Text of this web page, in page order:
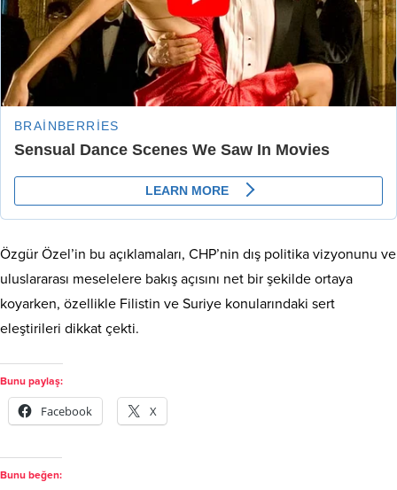
Özgür Özel’in bu açıklamaları, CHP’nin dış politika vizyonunu ve
uluslararası meselelere bakış açısını net bir şekilde ortaya
koyarken, özellikle Filistin ve Suriye konularındaki sert
eleştirileri dikkat çekti.
Bunu paylaş:
Facebook X
Bunu beğen: